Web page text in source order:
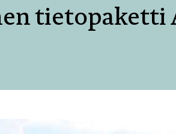
tietopaketti